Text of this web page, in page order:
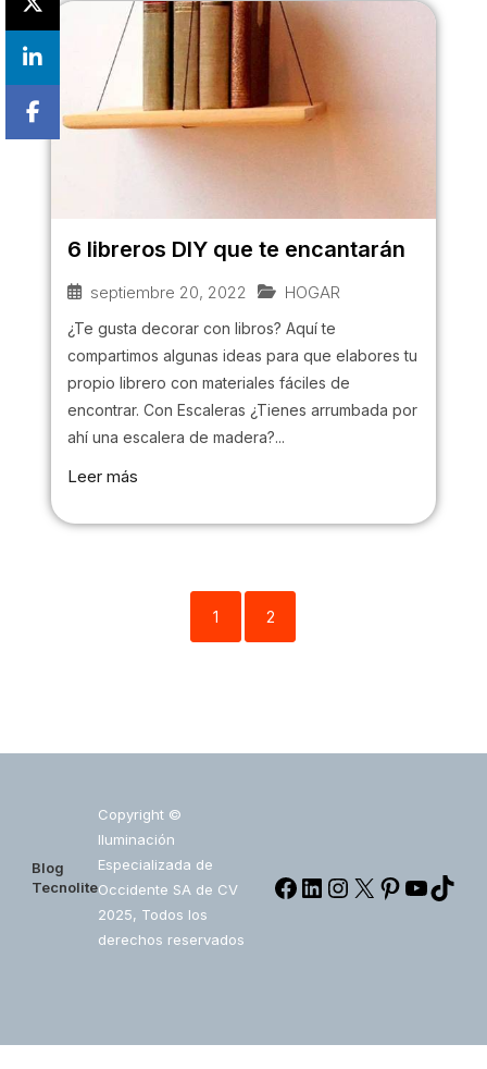
6 libreros DIY que te encantarán
septiembre 20, 2022 HOGAR
¿Te gusta decorar con libros? Aquí te
compartimos algunas ideas para que elabores tu
propio librero con materiales fáciles de
encontrar. Con Escaleras ¿Tienes arrumbada por
ahí una escalera de madera?...
Leer más
1 2
Blog
Tecnolite
Copyright ©
Iluminación
Especializada de
Occidente SA de CV
2025, Todos los
derechos reservados